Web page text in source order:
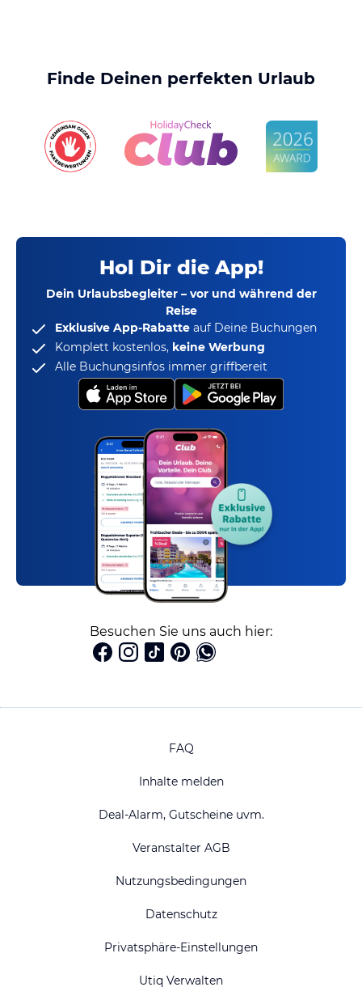
Finde Deinen perfekten Urlaub
Hol Dir die App!
Dein Urlaubsbegleiter – vor und während der
Reise
Exklusive App-Rabatte auf Deine Buchungen
Komplett kostenlos, keine Werbung
Alle Buchungsinfos immer griffbereit
Besuchen Sie uns auch hier:
FAQ
Inhalte melden
Deal-Alarm, Gutscheine uvm.
Veranstalter AGB
Nutzungsbedingungen
Datenschutz
Privatsphäre-Einstellungen
Utiq Verwalten